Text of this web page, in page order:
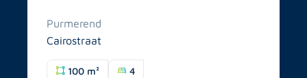
Purmerend
Cairostraat
100 m² 4